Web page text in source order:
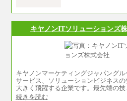
万円
を考慮して給与を決
※試用期間中も給与
（1）事務職（総合
（総合職・正社員）
月給 208,000円
経験、能力等を考
キヤノンITソリューションズ
キヤノンマーケティングジャパング
サービス、ソリューションビジネスの
大きく飛躍する企業です。最先端の技
続きを読む